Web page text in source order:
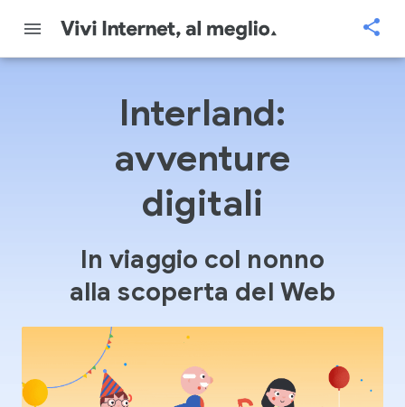
Interland:
avventure
digitali
In viaggio col nonno
alla scoperta del Web